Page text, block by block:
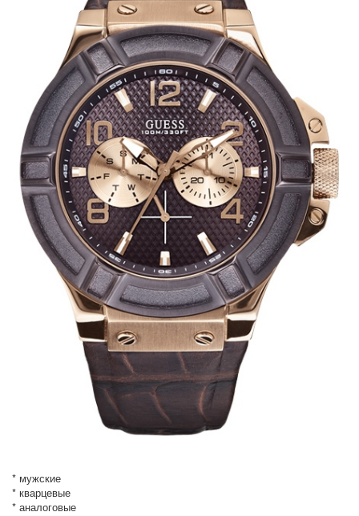
* мужские
* кварцевые
* аналоговые